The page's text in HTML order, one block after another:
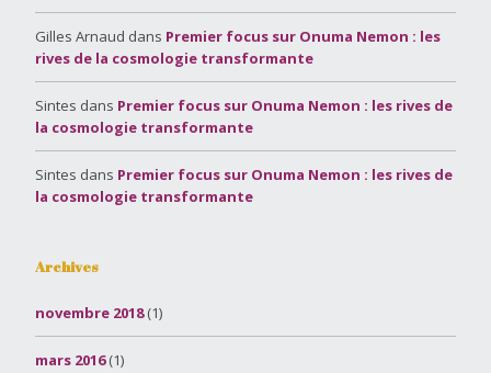
Gilles Arnaud dans Premier focus sur Onuma Nemon : les
rives de la cosmologie transformante
Sintes dans Premier focus sur Onuma Nemon : les rives de
la cosmologie transformante
Sintes dans Premier focus sur Onuma Nemon : les rives de
la cosmologie transformante
Archives
novembre 2018(1)
mars 2016(1)